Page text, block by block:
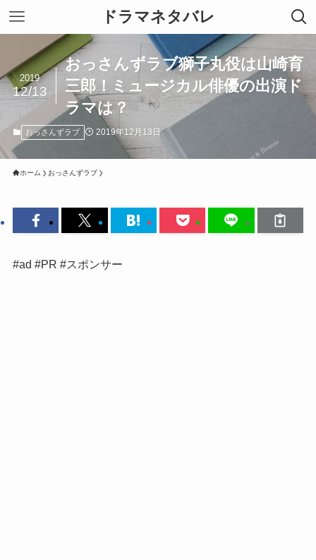
ドラマネタバレ
おっさんずラブ獅子丸役は山崎育
三郎！ミュージカル俳優の出演ド
ラマは？
2019
12/13
おっさんずラブ 2019年12月13日
ホーム おっさんずラブ
#ad #PR #スポンサー